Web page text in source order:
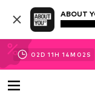
ABOUT
02D 11H 14M 00 S